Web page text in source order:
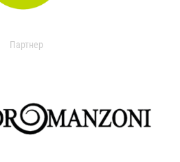
Партнер